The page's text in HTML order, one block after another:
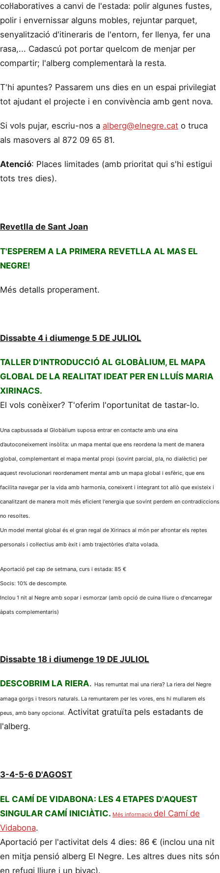
col·laboratives a canvi de l'estada: polir algunes fustes,
polir i envernissar alguns mobles, rejuntar parquet,
senyalització d'itineraris de l'entorn, fer llenya, fer una
rasa,... Cadascú pot portar quelcom de menjar per
compartir; l'alberg complementarà la resta.
T'hi apuntes? Passarem uns dies en un espai privilegiat
tot ajudant el projecte i en convivència amb gent nova.
Si vols pujar, escriu-nos a alberg@elnegre.cat o truca
als masovers al 872 09 65 81.
Atenció: Places limitades (amb prioritat qui s'hi estigui
tots tres dies).
Revetlla de Sant Joan
T'ESPEREM A LA PRIMERA REVETLLA AL MAS EL
NEGRE!
Més detalls properament.
Dissabte 4 i diumenge 5 DE JULIOL
TALLER D'INTRODUCCIÓ AL GLOBÀLIUM, EL MAPA
GLOBAL DE LA REALITAT IDEAT PER EN LLUÍS MARIA
XIRINACS.
El vols conèixer? T'oferim l'oportunitat de tastar-lo.
Una capbussada al Globàlium suposa entrar en contacte amb una eina
d’autoconeixement insòlita: un mapa mental que ens reordena la ment de manera
global, complementant el mapa mental propi (sovint parcial, pla, no dialèctic) per
aquest revolucionari reordenament mental amb un mapa global i esfèric, que ens
facilita navegar per la vida amb harmonia, coneixent i integrant tot allò que existeix i
canalitzant de manera molt més eficient l'energia que sovint perdem en contradiccions
no resoltes.
Un model mental global és el gran regal de Xirinacs al món per afrontar els reptes
personals i col·lectius amb èxit i amb trajectòries d'alta volada.
Aportació pel cap de setmana, curs i estada: 85 €
Socis: 10% de descompte.
Inclou 1 nit al Negre amb sopar i esmorzar (amb opció de cuina lliure o d'encarregar
àpats complementaris)
Dissabte 18 i diumenge 19 DE JULIOL
DESCOBRIM LA RIERA. Has remuntat mai una riera? La riera del Negre
amaga gorgs i tresors naturals. La remuntarem per les vores, ens hi mullarem els
peus, amb bany opcional. Activitat gratuïta pels estadants de
l'alberg.
3-4-5-6 D'AGOST
EL CAMÍ DE VIDABONA: LES 4 ETAPES D'AQUEST
SINGULAR CAMÍ INICIÀTIC. Més informació del Camí de
Vidabona.
Aportació per l'activitat dels 4 dies: 86 € (inclou una nit
en mitja pensió alberg El Negre. Les altres dues nits són
en refugi lliure i un bivac).